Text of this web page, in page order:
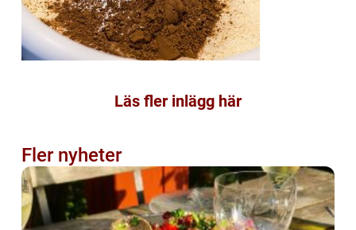
Läs fler inlägg här
Fler nyheter